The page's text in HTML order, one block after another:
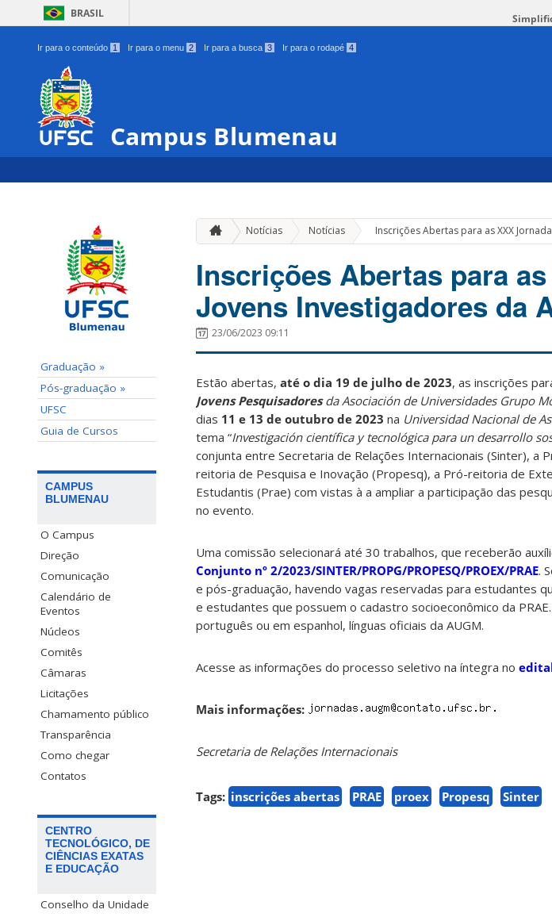
BRASIL
Ir para o conteúdo 1 Ir para o menu 2 Ir para a busca 3 Ir para o rodapé 4
Campus Blumenau
Graduação »
Pós-graduação »
UFSC
Guia de Cursos
CAMPUS
BLUMENAU
O Campus
Direção
Comunicação
Calendário de
Eventos
Núcleos
Comitês
Câmaras
Licitações
Chamamento público
Transparência
Como chegar
Contatos
CENTRO
TECNOLÓGICO, DE
CIÊNCIAS EXATAS
E EDUCAÇÃO
Conselho da Unidade
Notícias Notícias » Inscrições Abertas para as XXX
Inscrições Abertas para
Jovens Investigadores da
23/06/2023 09:11
Estão abertas, até o dia 19 de julho de 2023, as inscrições
JovensPesquisadoresda Asociación de Universidades Grupo
dias 11 e 13 de outubro de 2023 na Universidad Nacional de
tema “Investigación científica y tecnológica para un desarrollo
conjunta entre Secretaria de Relações Internacionais (Sinter), a
reitoria de Pesquisa e Inovação (Propesq), a Pró-reitoria de
Estudantis (Prae) com vistas à a ampliar a participação das
no evento.
Uma comissão selecionará até 30 trabalhos, que receberão
Conjunto nº 2/2023/SINTER/PROPG/PROPESQ/PROEX/PRAE.
e pós-graduação, havendo vagas reservadas para estudantes
e estudantes que possuem o cadastro socioeconômico da
português ou em espanhol, línguas oficiais da AUGM.
Acesse as informações do processo seletivo na íntegra no
Mais informações:
Secretaria de Relações Internacionais
Tags: inscrições abertas PRAE proex Propesq Sinter